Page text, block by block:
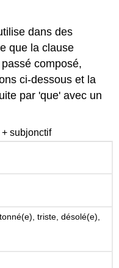
dans des
que la clause
composé,
ci-dessous et la
par 'que' avec un
subjonctif
triste, désolé(e),